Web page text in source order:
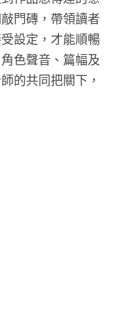
門磚，帶領讀者
設定，才能順暢
色聲音、篇幅及
的共同把關下，